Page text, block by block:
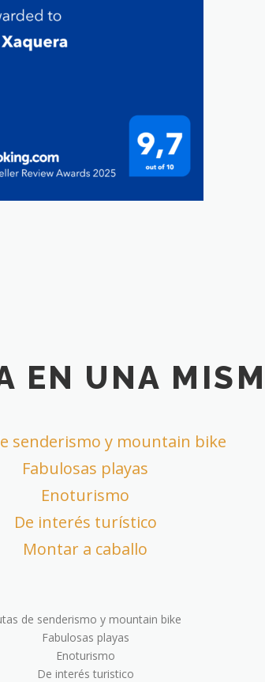
EN UNA
senderismo y mountain bike
Fabulosas playas
Enoturismo
De interés turístico
Montar a caballo
de senderismo y mountain bike
Fabulosas playas
Enoturismo
De interés turistico